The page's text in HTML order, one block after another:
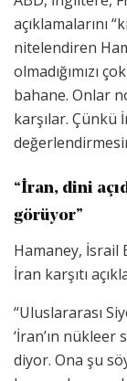
açıklamalarını
nitelendiren
olmadığımızı
bahane. Onlar
karşılar. Çünkü
“İran, dini
görüyor”
Hamaney, İsrail
İran karşıtı
“Uluslararası
‘İran’ın
diyor. Ona şu